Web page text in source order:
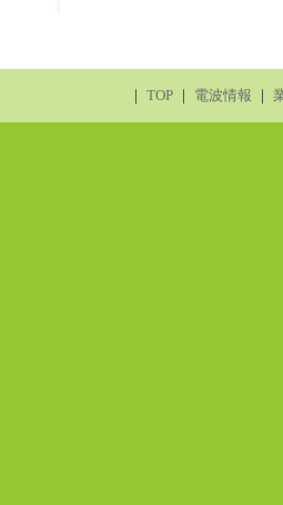
｜ TOP｜ 電波情報 ｜